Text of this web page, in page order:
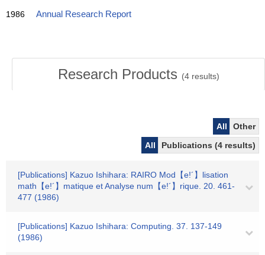
1986 Annual Research Report
Research Products (4results)
All
Other
All
Publications (4 results)
[Publications] Kazuo Ishihara: RAIRO Mod【e!´】lisation
math【e!´】matique et Analyse num【e!´】rique. 20. 461-
477 (1986)
[Publications] Kazuo Ishihara: Computing. 37. 137-149
(1986)